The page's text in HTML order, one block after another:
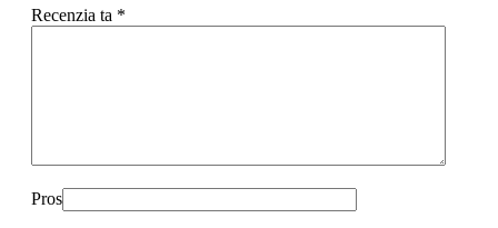
Recenzia ta *
Pros